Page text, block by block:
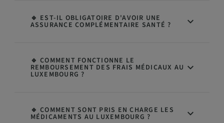
🔹 EST-IL OBLIGATOIRE D'AVOIR UNE
ASSURANCE COMPLÉMENTAIRE SANTÉ ?
🔹 COMMENT FONCTIONNE LE
REMBOURSEMENT DES FRAIS MÉDICAUX AU
LUXEMBOURG ?
🔹 COMMENT SONT PRIS EN CHARGE LES
MÉDICAMENTS AU LUXEMBOURG ?